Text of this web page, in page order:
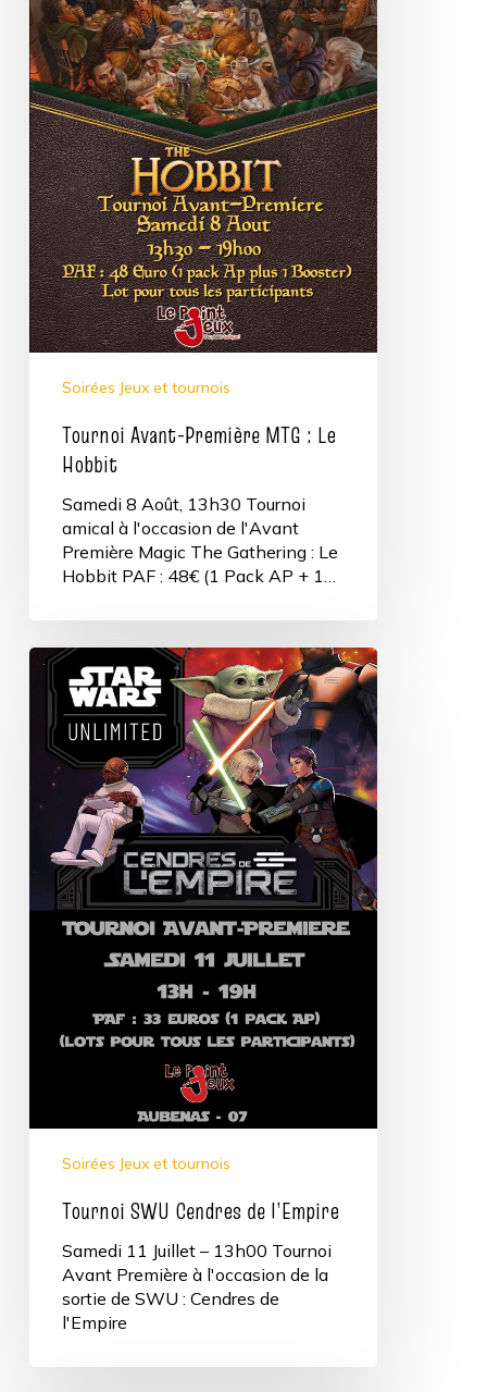
Hobbit
Soirées Jeux et tournois
Tournoi Avant-Première MTG : Le
Hobbit
Samedi 8 Août, 13h30 Tournoi
amical à l'occasion de l'Avant
Première Magic The Gathering : Le
Hobbit PAF : 48€ (1 Pack AP + 1…
Tournoi
SWU
Cendres
l’Empire
Soirées Jeux et tournois
Tournoi SWU Cendres de l’Empire
Samedi 11 Juillet – 13h00 Tournoi
Avant Première à l'occasion de la
sortie de SWU : Cendres de
l'Empire